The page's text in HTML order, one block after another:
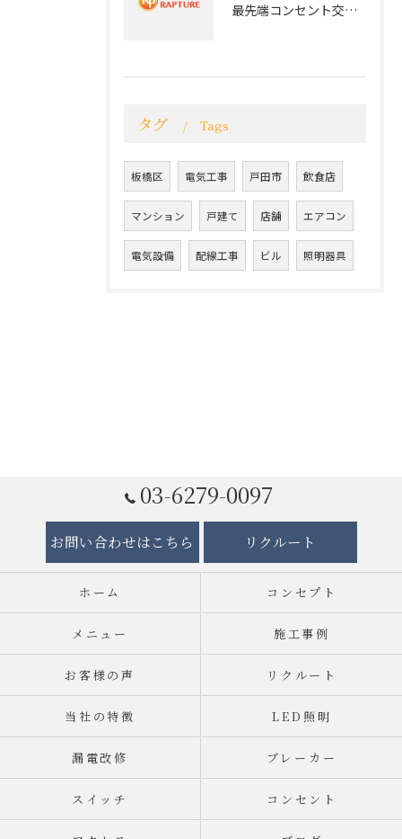
最先端コンセント交換で実現する安全と快適な住環境
タグ Tags
板橋区 電気工事 戸田市 飲食店
マンション 戸建て 店舗 エアコン
電気設備 配線工事 ビル 照明器具
03-6279-0097
お問い合わせはこちら リクルート
ホーム コンセプト
メニュー 施工事例
お客様の声 リクルート
当社の特徴 LED照明
漏電改修 ブレーカー
スイッチ コンセント